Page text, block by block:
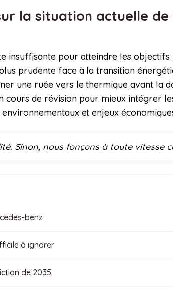
la situation actuelle
insuffisante pour atteindre les objectifs
prudente face à la transition
une ruée vers le thermique avant la
cours de révision pour mieux intégrer
et enjeux
Sinon, nous fonçons à toute vitesse
benz
à ignorer
de 2035